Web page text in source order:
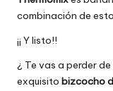
combinación de
¡¡ Y listo!!
¿ Te vas a perder
exquisito bizcocho